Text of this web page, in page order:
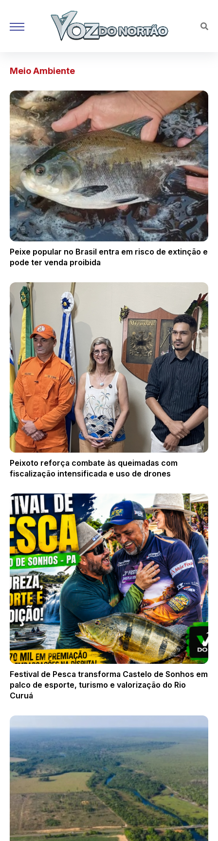
Meio Ambiente
Peixe popular no Brasil entra em risco de extinção e
pode ter venda proibida
Peixoto reforça combate às queimadas com
fiscalização intensificada e uso de drones
Festival de Pesca transforma Castelo de Sonhos em
palco de esporte, turismo e valorização do Rio
Curuá